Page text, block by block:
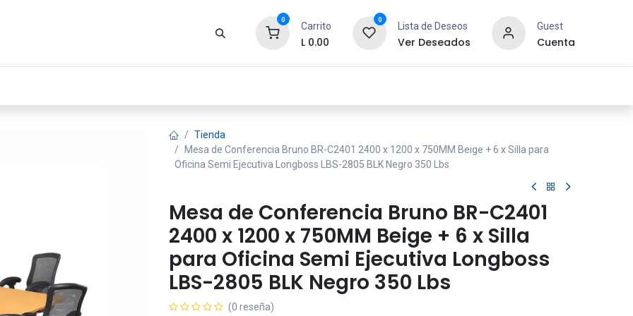
0
Carrito
L 0.00
0
Lista de Deseos
Ver Deseados
Guest
Cuenta
Tienda
Mesa de Conferencia Bruno BR-C2401 2400 x 1200 x 750MM Beige + 6 x Silla para
Oficina Semi Ejecutiva Longboss LBS-2805 BLK Negro 350 Lbs
Mesa de Conferencia Bruno BR-C2401
2400 x 1200 x 750MM Beige + 6 x Silla
para Oficina Semi Ejecutiva Longboss
LBS-2805 BLK Negro 350 Lbs
(0 reseña)